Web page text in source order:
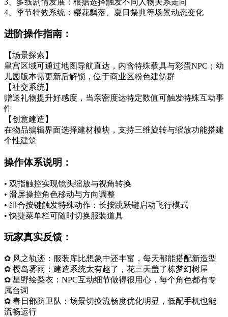
4、季节特效系统：樱花飘落、夏日祭典等场景动态变化
进阶操作指南：
【场景探索】
皇宫区域可通过地图导航直达，内含特殊载具与彩蛋NPC；幼
儿园版本需更新后解锁，位于商业区粉色建筑群
【社交系统】
赠送礼物提升好感度，当亲密度达特定数值可触发特殊互动事
件
【创意建造】
在物品编辑界面选择建材模块，支持三维旋转与缩放功能搭建
个性建筑
操作体系说明：
• 双指触控实现镜头缩放与视角转换
• 滑屏操控角色移动与方向调整
• 组合按键触发特殊动作：长按跳跃键启动飞行模式
• 快捷菜单栏可随时切换服装道具
玩家真实反馈：
✿ 风之轨迹：服装库比想象中还丰富，每天都能搭配新造型
✿ 樱岛雾雨：建造系统太有趣了，花三天盖了栋梦幻树屋
✿ 星野绘梨衣：NPC互动细节做得很用心，每个角色都有专
属台词
✿ 春日部防卫队：场景切换流畅度优化明显，低配手机也能
流畅运行